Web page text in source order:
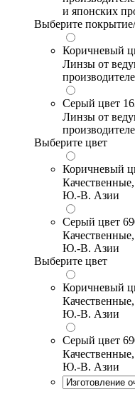
и японских
Выберите
Коричневый
Линзы от
Серый цвет
Линзы от
Выберите цвет
Коричневый
Ю.-В. Азии
Серый цвет
Ю.-В. Азии
Выберите цвет
Коричневый
Ю.-В. Азии
Серый цвет
Ю.-В. Азии